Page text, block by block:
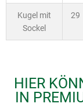
Kugel mit
Sockel
29
HIER
IN